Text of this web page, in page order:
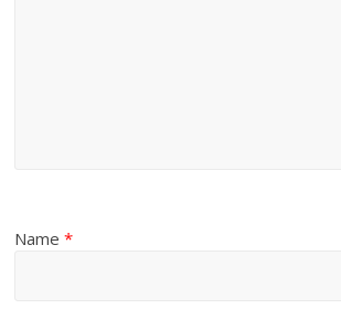
Name*